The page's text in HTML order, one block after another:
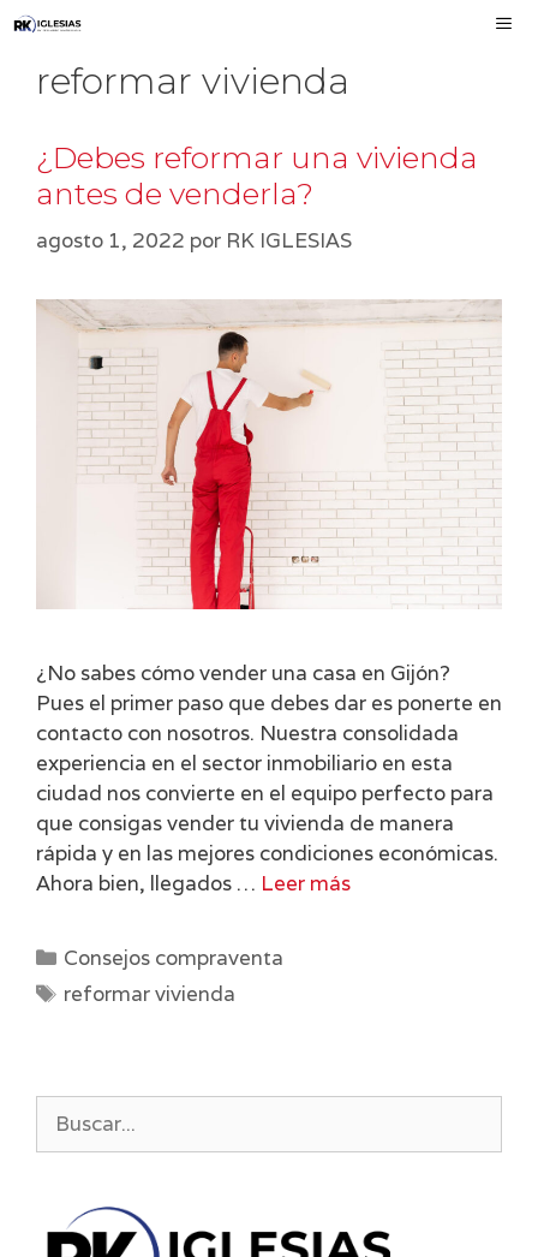
Saltar
contenido
reformar vivienda
¿Debes reformar una vivienda
antes de venderla?
agosto 1, 2022 por RK IGLESIAS
¿No sabes cómo vender una casa en Gijón?
Pues el primer paso que debes dar es ponerte en
contacto con nosotros. Nuestra consolidada
experiencia en el sector inmobiliario en esta
ciudad nos convierte en el equipo perfecto para
que consigas vender tu vivienda de manera
rápida y en las mejores condiciones económicas.
Ahora bien, llegados … Leer más
Categorías
Consejos compraventa
Etiquetas
reformar vivienda